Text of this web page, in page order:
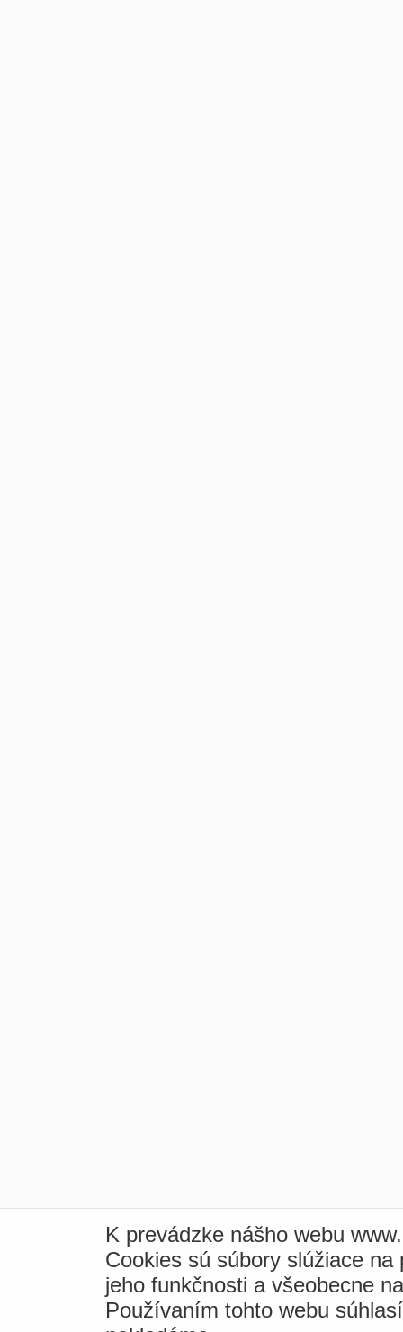
K prevádzke nášho webu
Cookies sú súbory slúžiace
jeho funkčnosti a všeobecne
Používaním tohto webu